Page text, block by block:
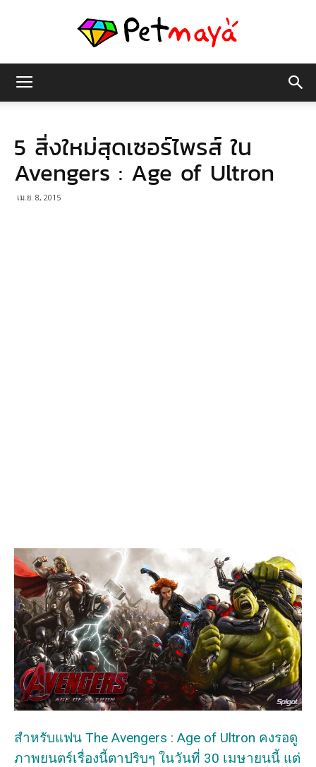
มายา
5 สิ่งใหม่สุดเซอร์ไพรส์ ใน
Avengers : Age of Ultron
เม.ย. 8, 2015
สำหรับแฟน The Avengers : Age of Ultron คงรอดู
ภาพยนตร์เรื่องนี้ตาปริบๆ ในวันที่ 30 เมษายนนี้ แต่